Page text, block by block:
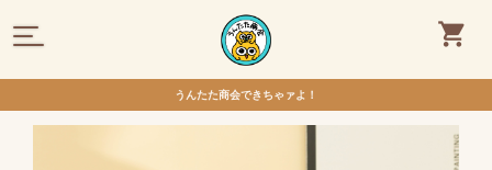
うんたた商会できちゃァよ！